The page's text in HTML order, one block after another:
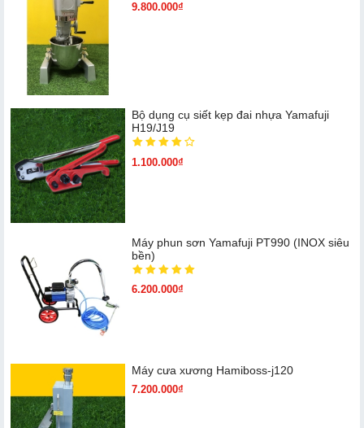
9.800.000₫
Bộ dụng cụ siết kẹp đai nhựa Yamafuji
H19/J19
1.100.000₫
Máy phun sơn Yamafuji PT990 (INOX siêu
bền)
6.200.000₫
Máy cưa xương Hamiboss-j120
7.200.000₫